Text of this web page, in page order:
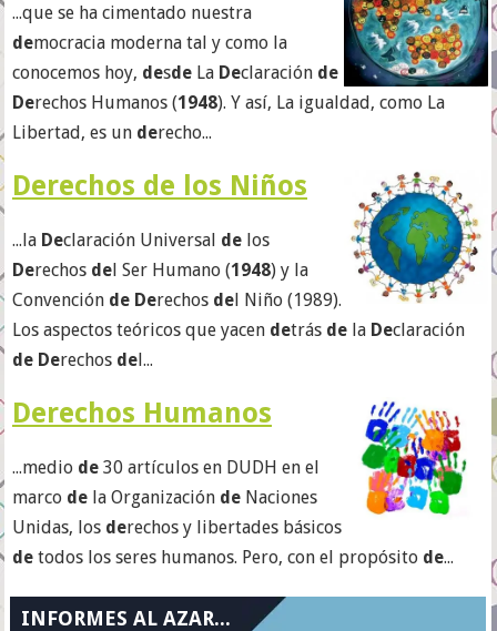
...que se ha cimentado nuestra
democracia moderna tal y como la
conocemos hoy, desde La Declaración de
Derechos Humanos (1948). Y así, La igualdad, como La
Libertad, es un derecho...
Derechos de los Niños
...la Declaración Universal de los
Derechos del Ser Humano (1948) y la
Convención de Derechos del Niño (1989).
Los aspectos teóricos que yacen detrás de la Declaración
de Derechos del...
Derechos Humanos
...medio de 30 artículos en DUDH en el
marco de la Organización de Naciones
Unidas, los derechos y libertades básicos
de todos los seres humanos. Pero, con el propósito de...
INFORMES AL AZAR...